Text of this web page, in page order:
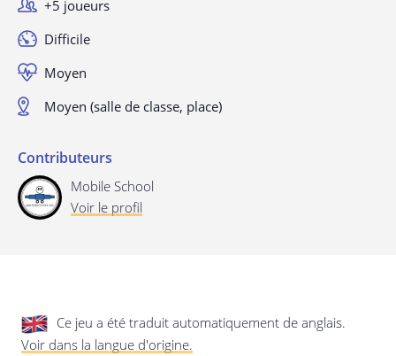
+5 joueurs
Difficile
Moyen
Moyen (salle de classe, place)
Contributeurs
Mobile School
Voir le profil
Ce jeu a été traduit automatiquement de anglais.
Voir dans la langue d'origine.
Mise à jour de cette déclaration de
privée.
Dernière mise à jour: 24/08/2019